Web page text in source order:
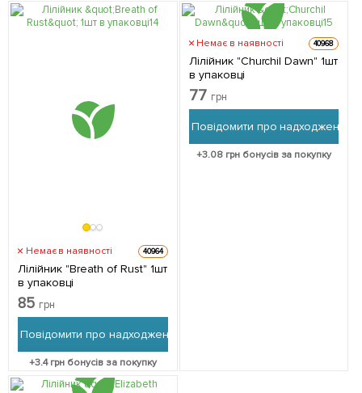
Немає в наявності 40964
Лілійник "Breath of Rust" 1шт
в упаковці
85 грн
Повідомити про надходження
+3.4грн бонусів за покупку
Немає в наявності 40968
Лілійник "Churchil Dawn" 1шт
в упаковці
77 грн
Повідомити про надходження
+3.08грн бонусів за покупку